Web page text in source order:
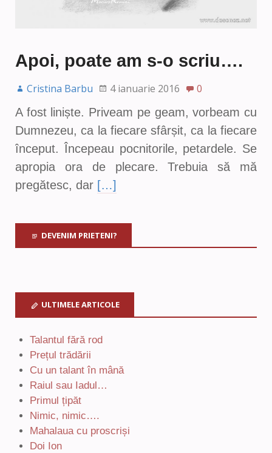
Apoi, poate am s-o scriu….
Cristina Barbu 4 ianuarie 2016
0
A fost liniște. Priveam pe geam, vorbeam cu
Dumnezeu, ca la fiecare sfârșit, ca la fiecare
început. Începeau pocnitorile, petardele. Se
apropia ora de plecare. Trebuia să mă
pregătesc, dar […]
DEVENIM PRIETENI?
ULTIMELE ARTICOLE
Talantul fără rod
Prețul trădării
Cu un talant în mână
Raiul sau Iadul…
Primul țipăt
Nimic, nimic….
Mahalaua cu proscriși
Doi Ion